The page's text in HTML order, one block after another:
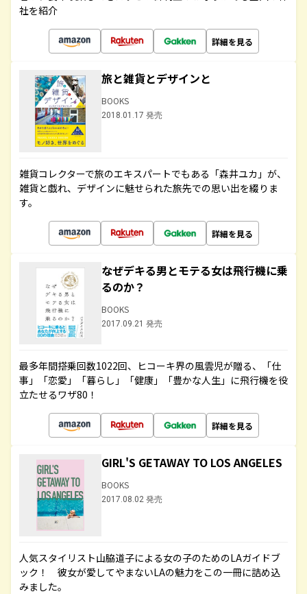
社を紹介
詳細を見る
旅と雑貨とデザインと
BOOKS
2018.01.17 発売
雑貨コレクターで旅のエキスパートでもある「森井ユカ」が、
雑貨と戯れ、デザインに魅せられた旅先での思い出を綴りま
す。
詳細を見る
なぜデキる男とモテる女は飛行機に乗
るのか？
BOOKS
2017.09.21 発売
最多年間搭乗回数1022回、ヒコーキ界の風雲児が贈る、「仕
事」「恋愛」「暮らし」「健康」「豊かな人生」に飛行機を役
立たせるワザ80！
詳細を見る
GIRL'S GETAWAY TO LOS ANGELES
BOOKS
2017.08.02 発売
人気スタイリスト山脇道子による女の子のためのLAガイドブ
ック！ 彼女が愛してやまないLAの魅力をこの一冊に詰め込
みました。